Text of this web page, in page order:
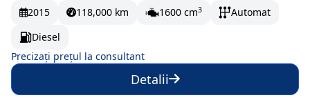
2015 118,000 km 1600 cm3
Automat
Diesel
Precizați prețul la consultant
Detalii